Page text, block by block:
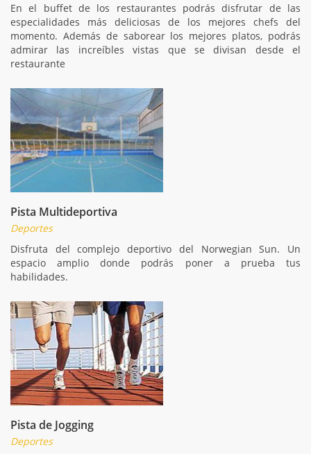
En el buffet de los restaurantes podrás disfrutar de las
especialidades más deliciosas de los mejores chefs del
momento. Además de saborear los mejores platos, podrás
admirar las increíbles vistas que se divisan desde el
restaurante
Pista Multideportiva
Deportes
Disfruta del complejo deportivo del Norwegian Sun. Un
espacio amplio donde podrás poner a prueba tus
habilidades.
Pista de Jogging
Deportes